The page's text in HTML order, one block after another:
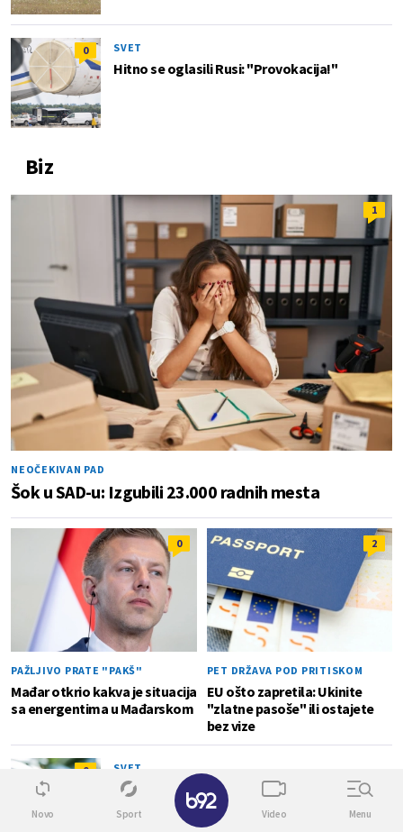
0 SVET
Hitno se oglasili Rusi: "Provokacija!"
Biz
1
NEOČEKIVAN PAD
Šok u SAD-u: Izgubili 23.000 radnih mesta
0
PAŽLJIVO PRATE "PAKŠ"
Mađar otkrio kakva je situacija
sa energentima u Mađarskom
2
PET DRŽAVA POD PRITISKOM
EU ošto zapretila: Ukinite
"zlatne pasoše" ili ostajete
bez vize
0 SVET
Najniža godišnja inflacija u Grčkoj u zadnjih
pet meseci
Novo Sport Video Menu
✕